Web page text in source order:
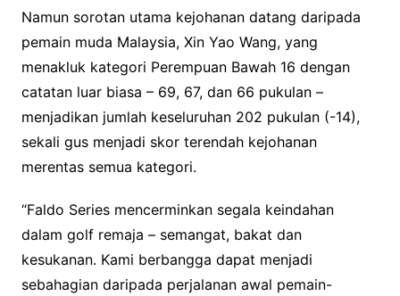
Namun sorotan utama kejohanan datang daripada
pemain muda Malaysia, Xin Yao Wang, yang
menakluk kategori Perempuan Bawah 16 dengan
catatan luar biasa – 69, 67, dan 66 pukulan –
menjadikan jumlah keseluruhan 202 pukulan (-14),
sekali gus menjadi skor terendah kejohanan
merentas semua kategori.
“Faldo Series mencerminkan segala keindahan
dalam golf remaja – semangat, bakat dan
kesukanan. Kami berbangga dapat menjadi
sebahagian daripada perjalanan awal pemain-